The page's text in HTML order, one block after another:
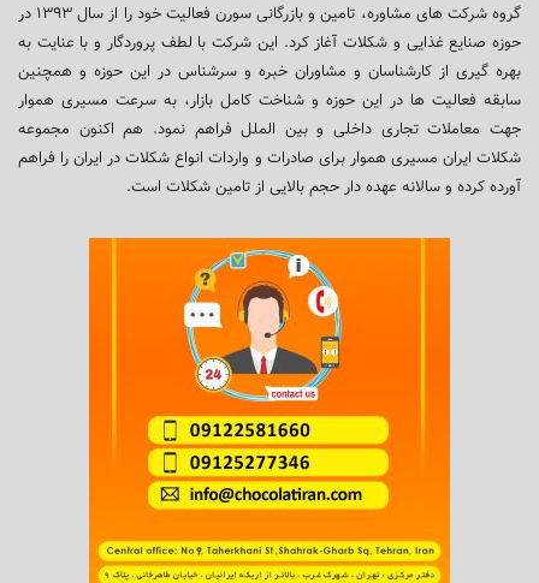
گروه شرکت های مشاوره، تامین و بازرگانی سورن فعالیت خود را از سال ۱۳۹۳ در
حوزه صنایع غذایی و شکلات آغاز کرد. این شرکت با لطف پروردگار و با عنایت به
بهره گیری از کارشناسان و مشاوران خبره و سرشناس در این حوزه و همچنین
سابقه فعالیت ها در این حوزه و شناخت کامل بازار، به سرعت مسیری هموار
جهت معاملات تجاری داخلی و بین الملل فراهم نمود. هم اکنون مجموعه
شکلات ایران مسیری هموار برای صادرات و واردات انواع شکلات در ایران را فراهم
آورده کرده و سالانه عهده دار حجم بالایی از تامین شکلات است.